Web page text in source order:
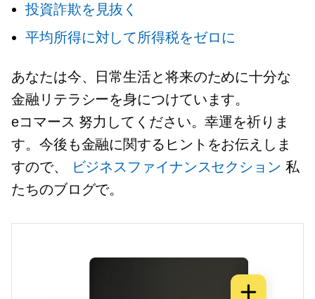
投資詐欺を見抜く
平均所得に対して所得税をゼロに
あなたは今、日常生活と将来のために十分な
金融リテラシーを身につけています。
eコマース 努力してください。幸運を祈りま
す。今後も金融に関するヒントをお伝えしま
すので、
ビジネスファイナンスセクション 私
たちのブログで。